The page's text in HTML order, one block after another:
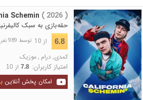
Schemin ( 2026 )
حقه‌بازی به سبک
6.8 از 10 توسط 989 نفر در
کمدی, درام , موزیک
امتیاز کاربران: 7.8از 10
امکان پخش آنلاین